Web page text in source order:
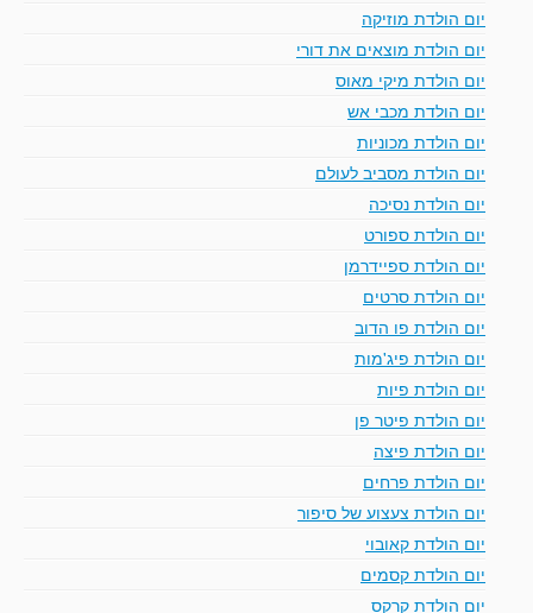
יום הולדת מוזיקה
יום הולדת מוצאים את דורי
יום הולדת מיקי מאוס
יום הולדת מכבי אש
יום הולדת מכוניות
יום הולדת מסביב לעולם
יום הולדת נסיכה
יום הולדת ספורט
יום הולדת ספיידרמן
יום הולדת סרטים
יום הולדת פו הדוב
יום הולדת פיג'מות
יום הולדת פיות
יום הולדת פיטר פן
יום הולדת פיצה
יום הולדת פרחים
יום הולדת צעצוע של סיפור
יום הולדת קאובוי
יום הולדת קסמים
יום הולדת קרקס